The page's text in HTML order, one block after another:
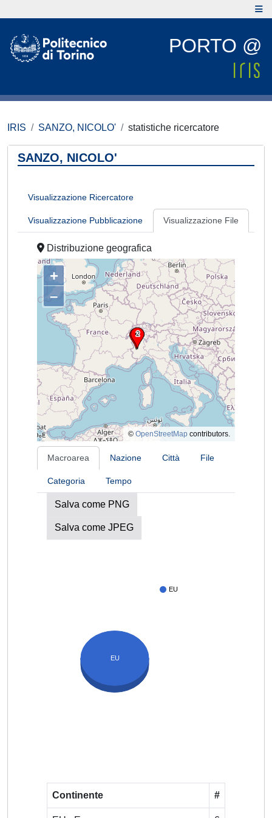
PORTO @
IRIS SANZO, NICOLO' statistiche ricercatore
SANZO, NICOLO'
Visualizzazione Ricercatore
Visualizzazione Pubblicazione Visualizzazione File
Distribuzione geografica
+
–
© OpenStreetMap contributors.
Macroarea Nazione Città File
Categoria Tempo
Salva come PNG
Salva come JPEG
EU
EU
Continente #